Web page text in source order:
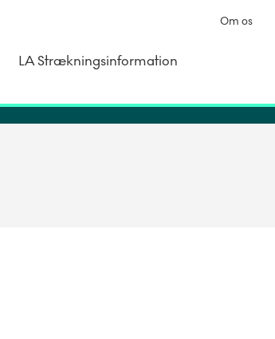
LA Strækningsinformation
Om os